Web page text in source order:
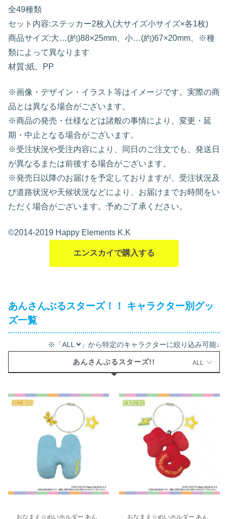
全49種類
セット内容:ステッカー2枚入(大サイズ小サイズ×各1枚)
商品サイズ:大…(約)88×25mm、小…(約)67×20mm、※種
類によって異なります
材質:紙、PP
※画像・デザイン・イラスト等はイメージです。実際の商
品とは異なる場合がございます。
※商品の発売・仕様などは諸般の事情により、変更・延
期・中止となる場合がございます。
※受注状況や受注内容により、同日のご注文でも、発送日
が異なるまたは前後する場合がございます。
※発売日以降のお届けを予定しておりますが、受注状況及
び道路状況や天候状況などにより、お届けまでお時間をい
ただく場合がございます。予めご了承ください。
©2014-2019 Happy Elements K.K
エンスカイで購入する
あんさんぶるスターズ！！ キャラクター別グッ
ズ一覧
※「ALL 」から特定のキャラクターに絞り込み可能↓
あんさんぶるスターズ!! ALL
おなまえ☆ぬいホルダー あん おなまえ☆ぬいホルダー あん